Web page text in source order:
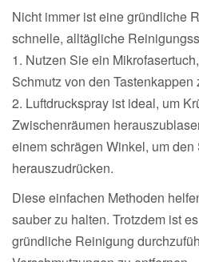
Nicht immer ist eine gründliche
schnelle, alltägliche
1. Nutzen Sie ein
Schmutz von den Tastenkappen
2. Luftdruckspray ist ideal, um
Zwischenräumen
einem schrägen Winkel, um den
herauszudrücken.
Diese einfachen Methoden
sauber zu halten. Trotzdem ist
gründliche Reinigung